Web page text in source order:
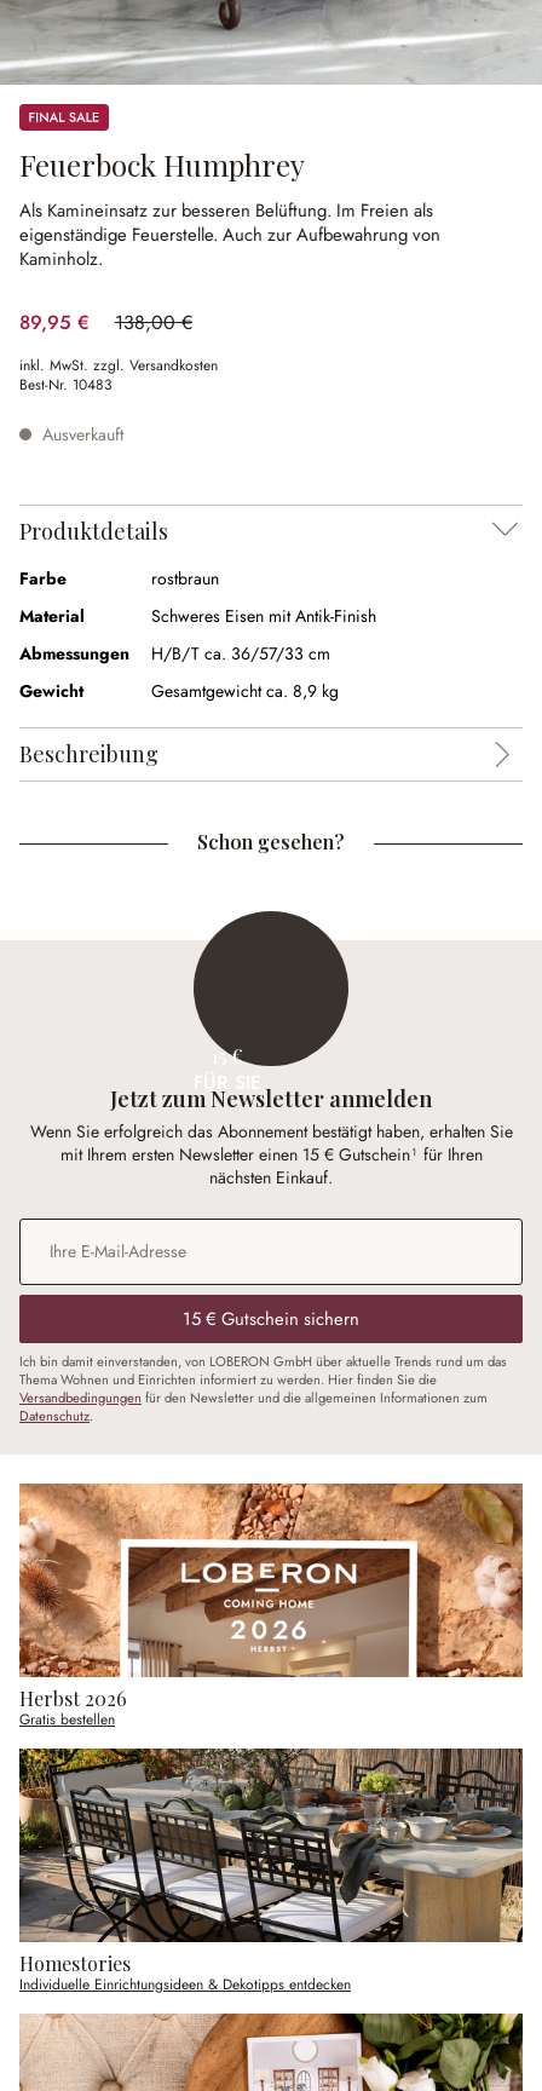
Sale
Feuerbock Humphrey
Als Kamineinsatz zur besseren Belüftung. Im Freien als
eigenständige Feuerstelle. Auch zur Aufbewahrung von
Kaminholz.
89,95 € 138,00 €
(34.82% gespart)
inkl. MwSt. zzgl. Versandkosten
Best-Nr. 10483
Ausverkauft
Produktdetails
Farbe
rostbraun
Material
Schweres Eisen mit Antik-Finish
Abmessungen
H/B/T ca. 36/57/33 cm
Gewicht
Gesamtgewicht ca. 8,9 kg
Beschreibung
Schon gesehen?
15 €
Jetzt zum Newsletter anmelden
Wenn Sie erfolgreich das Abonnement bestätigt haben, erhalten Sie
mit Ihrem ersten Newsletter einen 15 € Gutschein¹ für Ihren
nächsten Einkauf.
E-Mail-Adresse
15 € Gutschein sichern
Ich bin damit einverstanden, von LOBERON GmbH über aktuelle Trends rund um das
Thema Wohnen und Einrichten informiert zu werden. Hier finden Sie die
Versandbedingungen für den Newsletter und die allgemeinen Informationen zum
Datenschutz.
Herbst 2026
Gratis bestellen
Homestories
Individuelle Einrichtungsideen & Dekotipps entdecken